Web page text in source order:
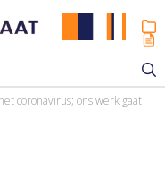
coronavirus; ons werk gaat